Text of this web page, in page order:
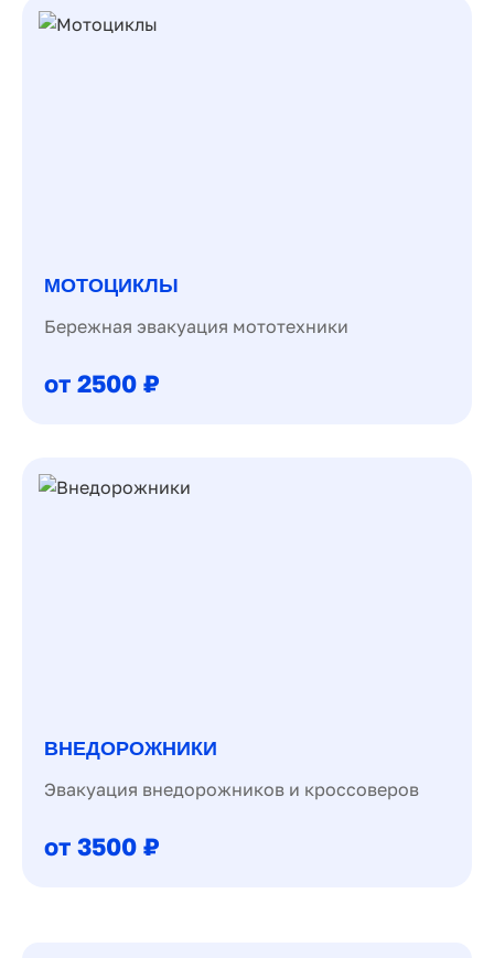
МОТОЦИКЛЫ
Бережная эвакуация мототехники
от 2500 ₽
ВНЕДОРОЖНИКИ
Эвакуация внедорожников и кроссоверов
от 3500 ₽